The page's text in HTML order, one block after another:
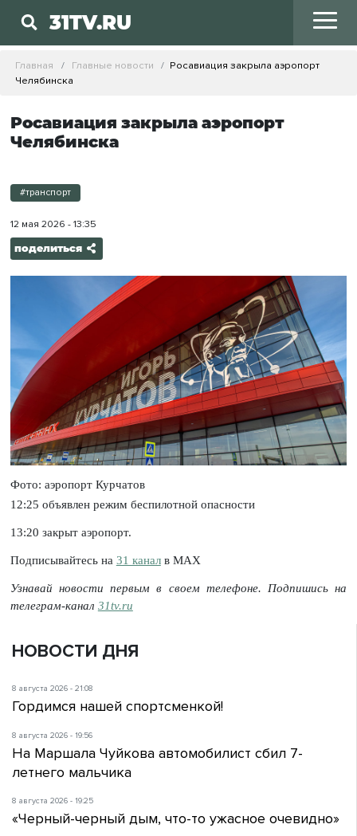
31TV.RU
Главная Главные новости
Росавиация закрыла аэропорт
Челябинска
Росавиация закрыла аэропорт
Челябинска
#транспорт
12 мая 2026 - 13:35
поделиться
Фото: аэропорт Курчатов
12:25 объявлен режим беспилотной опасности
13:20 закрыт аэропорт.
Подписывайтесь на 31 каналв МАХ
Узнавай новости первым в своем телефоне. Подпишись на
телеграм-канал 31tv.ru
НОВОСТИ ДНЯ
8 августа 2026 - 21:08
Гордимся нашей спортсменкой!
8 августа 2026 - 19:56
На Маршала Чуйкова автомобилист сбил 7-
летнего мальчика
8 августа 2026 - 19:25
«Черный-черный дым, что-то ужасное очевидно»